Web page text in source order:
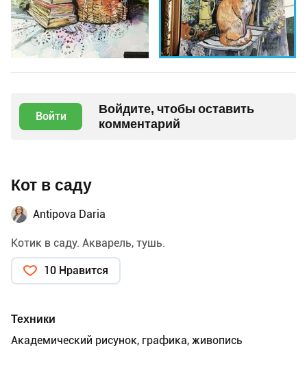
Войти
Войдите, чтобы оставить
комментарий
Кот в саду
Antipova Daria
Котик в саду. Акварель, тушь.
10 Нравится
Техники
Академический рисунок, графика, живопись